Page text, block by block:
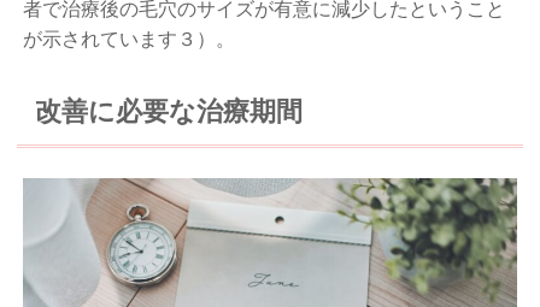
者で治療後の毛穴のサイズが有意に減少したということ
が示されています ３） 。
改善に必要な治療期間